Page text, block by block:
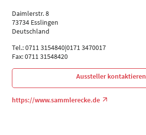
Daimlerstr. 8
73734 Esslingen
Deutschland
Tel.: 0711 3154840|0171 3470017
Fax: 0711 31548420
Aussteller kontaktieren
https://www.sammlerecke.de